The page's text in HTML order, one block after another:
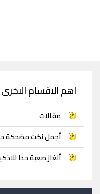
اهم الاقسام الاخرى
مقالات
أجمل نكت مضحكة
ألغاز صعبة جدا